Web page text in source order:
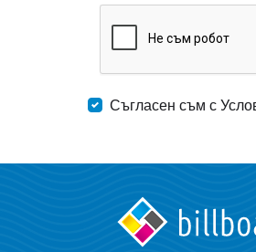
Съгласен съм с